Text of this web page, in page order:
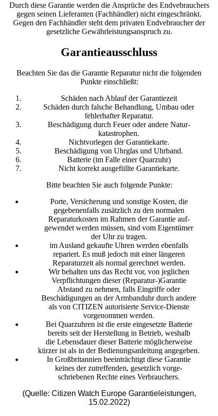
Durch diese Garantie werden die Ansprüche des Endvebrauchers
gegen seinen Lieferanten (Fachhändler) nicht eingeschränkt.
Gegen den Fachhändler steht dem privaten Endvebraucher der
gesetzliche Gewährleistungsanspruch zu.
Garantieausschluss
Beachten Sie das die Garantie Reparatur nicht die folgenden
Punkte einschließt:
Schäden nach Ablauf der Garantiezeit
Schäden durch falsche Behandlung, Umbau oder
fehlerhafter Reparatur.
Beschädigung durch Feuer oder andere Natur-
katastrophen.
Nichtvorlegen der Garantiekarte.
Beschädigung von Uhrglas und Uhrband.
Batterie (im Falle einer Quarzuhr)
Nicht korrekt ausgefüllte Garantiekarte.
Bitte beachten Sie auch folgende Punkte:
Porte, Versicherung und sonstige Kosten, die
gegebenenfalls zusätzlich zu den normalen
Reparaturkosten im Rahmen der Garantie auf-
gewendet werden müssen, sind vom Eigentümer
der Uhr zu tragen.
im Ausland gekaufte Uhren werden ebenfalls
repariert. Es muß jedoch mit einer längeren
Reparaturzeit als normal gerechnet werden.
Wir behalten uns das Recht vor, von jeglichen
Verpflichtungen dieser (Reparatur-)Garantie
Abstand zu nehmen, falls Eingriffe oder
Beschädigungen an der Armbanduhr durch andere
als von CITIZEN autorisierte Service-Dienste
vorgenommen werden.
Bei Quarzuhren ist die erste eingesetzte Batterie
bereits seit der Herstellung in Betrieb, weshalb
die Lebensdauer dieser Batterie möglicherweise
kürzer ist als in der Bedienungsanleitung angegeben.
In Großbritannien beeinträchtigt diese Garantie
keines der zutreffenden, gesetzlich vorge-
schriebenen Rechte eines Verbrauchers.
(Quelle: Citizen Watch Europe Garantieleistungen,
15.02.2022)